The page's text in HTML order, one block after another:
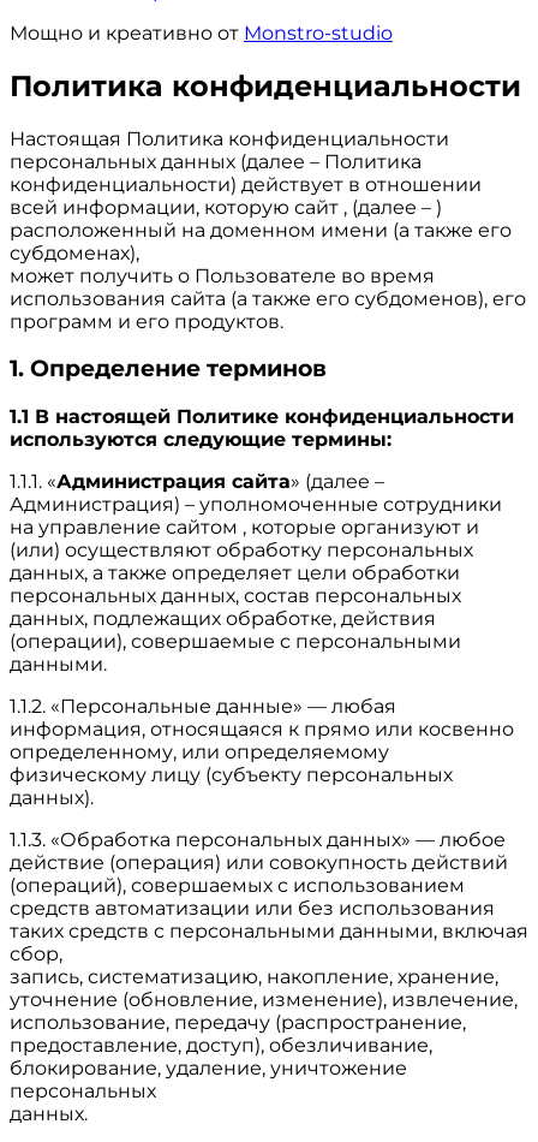
Мощно и креативно от Monstro-studio
Политика конфиденциальности
Настоящая Политика конфиденциальности
персональных данных (далее – Политика
конфиденциальности) действует в отношении
всей информации, которую сайт , (далее – )
расположенный на доменном имени (а также его
субдоменах),
может получить о Пользователе во время
использования сайта (а также его субдоменов), его
программ и его продуктов.
1. Определение терминов
1.1 В настоящей Политике конфиденциальности
используются следующие термины:
1.1.1. «Администрация сайта» (далее –
Администрация) – уполномоченные сотрудники
на управление сайтом , которые организуют и
(или) осуществляют обработку персональных
данных, а также определяет цели обработки
персональных данных, состав персональных
данных, подлежащих обработке, действия
(операции), совершаемые с персональными
данными.
1.1.2. «Персональные данные» — любая
информация, относящаяся к прямо или косвенно
определенному, или определяемому
физическому лицу (субъекту персональных
данных).
1.1.3. «Обработка персональных данных» — любое
действие (операция) или совокупность действий
(операций), совершаемых с использованием
средств автоматизации или без использования
таких средств с персональными данными, включая
сбор,
запись, систематизацию, накопление, хранение,
уточнение (обновление, изменение), извлечение,
использование, передачу (распространение,
предоставление, доступ), обезличивание,
блокирование, удаление, уничтожение
персональных
данных.